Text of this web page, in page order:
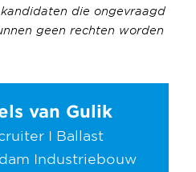
die ongevraagd
geen rechten worden
van Gulik
I Ballast
Industriebouw